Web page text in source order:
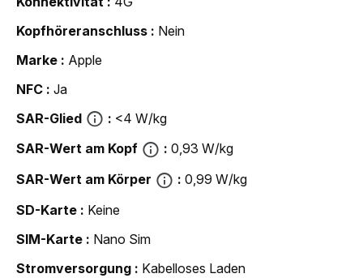
Kopfhöreranschluss
Nein
Marke
Apple
NFC
Ja
SAR-Glied
<4 W/kg
SAR-Wert am Kopf
0,93 W/kg
SAR-Wert am Körper
0,99 W/kg
SD-Karte
Keine
SIM-Karte
Nano Sim
Strom­versorgung
Kabelloses Laden